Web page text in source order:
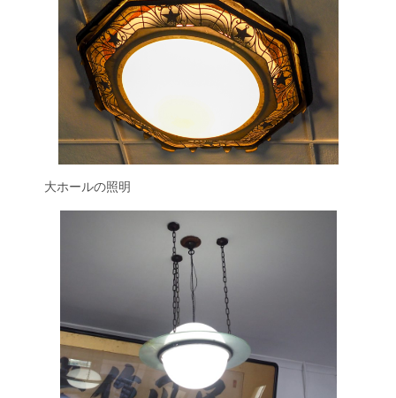
大ホールの照明